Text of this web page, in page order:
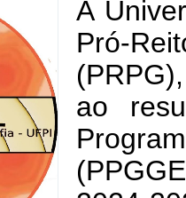
A
Pró-
ao